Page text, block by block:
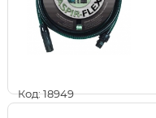
Код: 18949